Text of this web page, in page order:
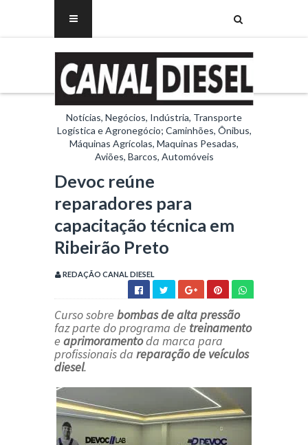
Notícias, Negócios, Indústria, Transporte
Logística e Agronegócio; Caminhões, Ônibus,
Máquinas Agrícolas, Maquinas Pesadas,
Aviões, Barcos, Automóveis
Devoc reúne
reparadores para
capacitação técnica em
Ribeirão Preto
REDAÇÃO CANAL DIESEL
Curso sobre bombas de alta pressão
faz parte do programa de treinamento
e aprimoramentoda marca para
profissionais da reparação de veículos
diesel.